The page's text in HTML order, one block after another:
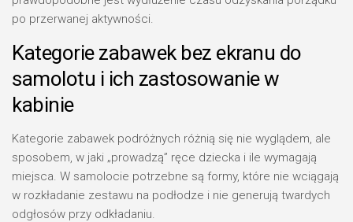
po przerwanej aktywności.
Kategorie zabawek bez ekranu do
samolotu i ich zastosowanie w
kabinie
Kategorie zabawek podróżnych różnią się nie wyglądem, ale
sposobem, w jaki „prowadzą” ręce dziecka i ile wymagają
miejsca. W samolocie potrzebne są formy, które nie wciągają
w rozkładanie zestawu na podłodze i nie generują twardych
odgłosów przy odkładaniu.